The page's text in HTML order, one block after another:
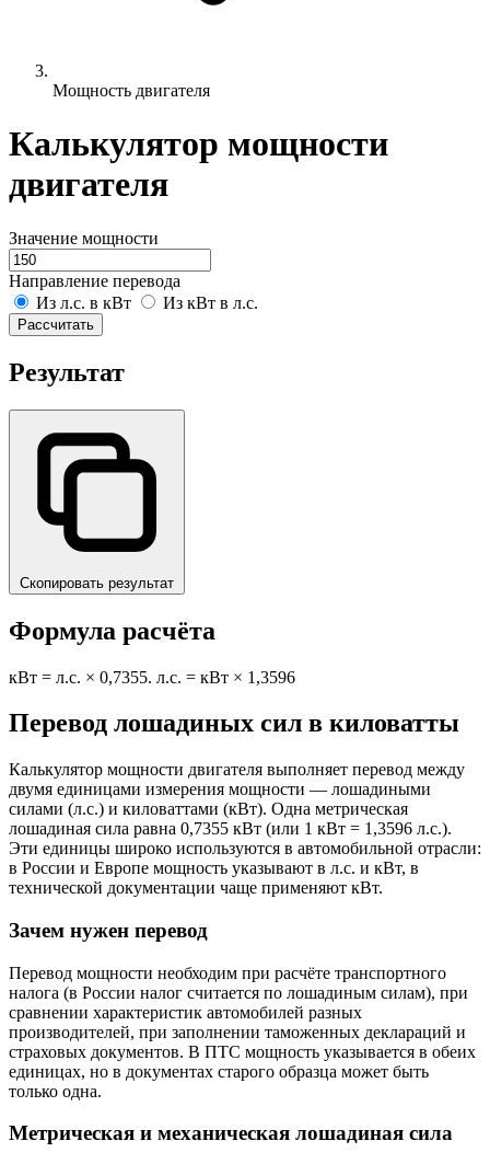
Мощность двигателя
Калькулятор мощности
двигателя
Значение мощности
Направление перевода
Из л.с. в кВт
Из кВт в л.с.
Рассчитать
Результат
Скопировать результат
Формула расчёта
кВт = л.с. × 0,7355. л.с. = кВт × 1,3596
Перевод лошадиных сил в киловатты
Калькулятор мощности двигателя выполняет перевод между
двумя единицами измерения мощности — лошадиными
силами (л.с.) и киловаттами (кВт). Одна метрическая
лошадиная сила равна 0,7355 кВт (или 1 кВт = 1,3596 л.с.).
Эти единицы широко используются в автомобильной отрасли:
в России и Европе мощность указывают в л.с. и кВт, в
технической документации чаще применяют кВт.
Зачем нужен перевод
Перевод мощности необходим при расчёте транспортного
налога (в России налог считается по лошадиным силам), при
сравнении характеристик автомобилей разных
производителей, при заполнении таможенных деклараций и
страховых документов. В ПТС мощность указывается в обеих
единицах, но в документах старого образца может быть
только одна.
Метрическая и механическая лошадиная сила